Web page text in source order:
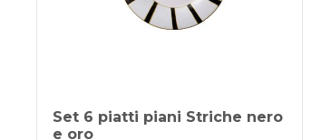
Set 6 piatti piani Striche nero
e oro